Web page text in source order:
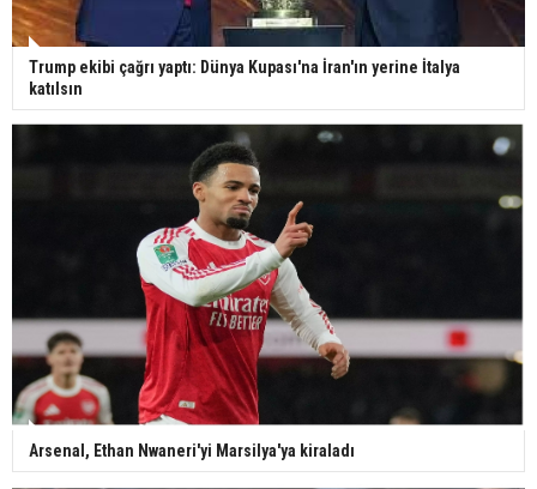
Trump ekibi çağrı yaptı: Dünya Kupası'na İran'ın yerine İtalya
katılsın
Arsenal, Ethan Nwaneri'yi Marsilya'ya kiraladı